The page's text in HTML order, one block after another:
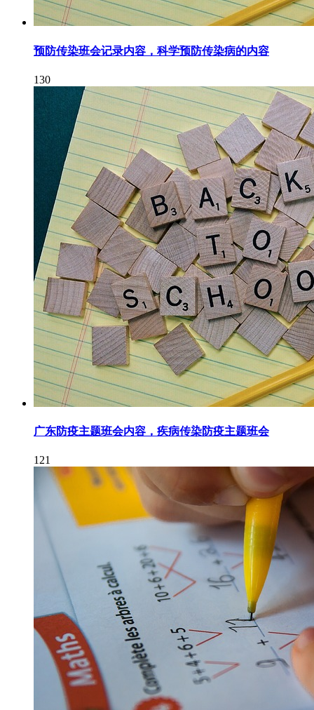
预防传染班会记录内容，科学预防传染病的内容
130
广东防疫主题班会内容，疾病传染防疫主题班会
121